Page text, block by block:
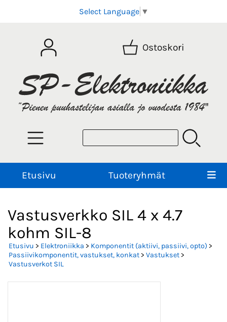
Select Language ▼
Ostoskori
Etusivu Tuoteryhmät
Vastusverkko SIL 4 x 4.7
kohm SIL-8
Etusivu > Elektroniikka > Komponentit (aktiivi, passiivi, opto) >
Passiivikomponentit, vastukset, konkat> Vastukset>
Vastusverkot SIL